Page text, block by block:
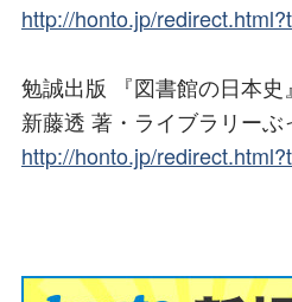
http://honto.jp/
勉誠出版 『図書館の日本史』
新藤透 著・ライブラリーぶ
http://honto.jp/